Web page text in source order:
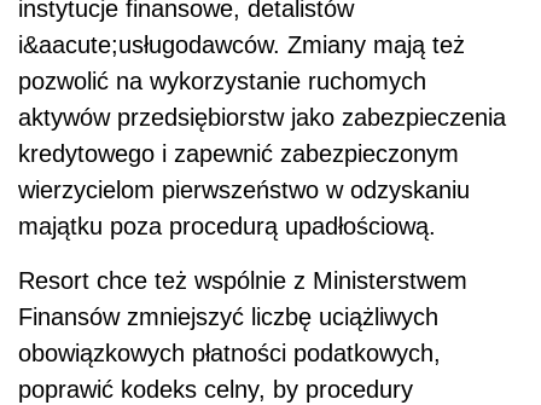
instytucje finansowe, detalistów
i&aacute;usługodawców. Zmiany mają też
pozwolić na wykorzystanie ruchomych
aktywów przedsiębiorstw jako zabezpieczenia
kredytowego i zapewnić zabezpieczonym
wierzycielom pierwszeństwo w odzyskaniu
majątku poza procedurą upadłościową.
Resort chce też wspólnie z Ministerstwem
Finansów zmniejszyć liczbę uciążliwych
obowiązkowych płatności podatkowych,
poprawić kodeks celny, by procedury